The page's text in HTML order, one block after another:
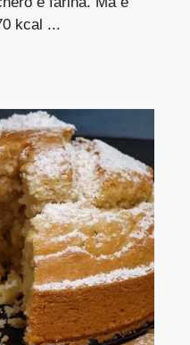
kcal ...